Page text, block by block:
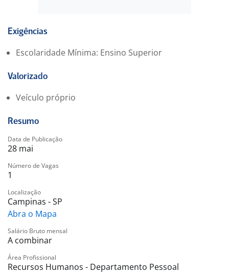
folha, ponto, rescisão, encargos;
Residir em Campinas ou regiões próximas.
Exigências
Escolaridade Mínima: Ensino Superior
Valorizado
Veículo próprio
Resumo
Data de Publicação
28 mai
Número de Vagas
1
Localização
Campinas - SP
Abra o Mapa
Salário Bruto mensal
A combinar
Área Profissional
Recursos Humanos - Departamento Pessoal